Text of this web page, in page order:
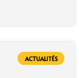
ACTUALITÉS